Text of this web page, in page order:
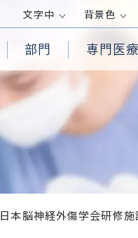
文字中 背景色
部門 専門医
医療倫理に関
包括同意につ
ホームペー
受付方法
患者様からの
面会時間・面
循環器内科
消化器内科
産婦人科
皮膚科
高気圧酸素治
救急救命士
訪問看護ステ
居宅介護支
透析センター
外来化学療法
ロボット手術セ
健康管理セン
日本脳神経外傷学会研修施